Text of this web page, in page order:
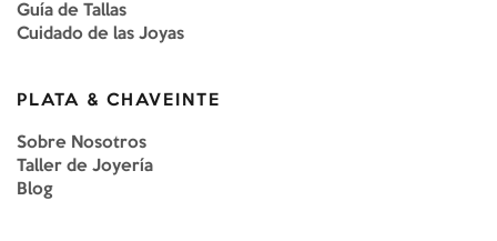
Guía de Tallas
Cuidado de las Joyas
PLATA & CHAVEINTE
Sobre Nosotros
Taller de Joyería
Blog